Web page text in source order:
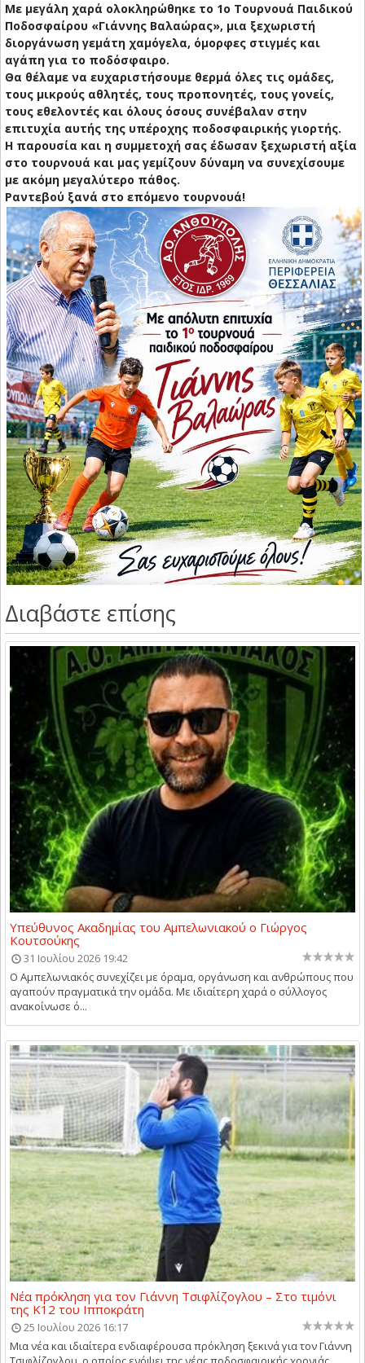
Με μεγάλη χαρά ολοκληρώθηκε το 1ο Τουρνουά Παιδικού
Ποδοσφαίρου «Γιάννης Βαλαώρας», μια ξεχωριστή
διοργάνωση γεμάτη χαμόγελα, όμορφες στιγμές και
αγάπη για το ποδόσφαιρο.
Θα θέλαμε να ευχαριστήσουμε θερμά όλες τις ομάδες,
τους μικρούς αθλητές, τους προπονητές, τους γονείς,
τους εθελοντές και όλους όσους συνέβαλαν στην
επιτυχία αυτής της υπέροχης ποδοσφαιρικής γιορτής.
Η παρουσία και η συμμετοχή σας έδωσαν ξεχωριστή αξία
στο τουρνουά και μας γεμίζουν δύναμη να συνεχίσουμε
με ακόμη μεγαλύτερο πάθος.
Ραντεβού ξανά στο επόμενο τουρνουά!
Διαβάστε επίσης
Υπεύθυνος Ακαδημίας του Αμπελωνιακού ο Γιώργος
Κουτσούκης
31 Ιουλίου 2026 19:42
Ο Αμπελωνιακός συνεχίζει με όραμα, οργάνωση και ανθρώπους που
αγαπούν πραγματικά την ομάδα. Με ιδιαίτερη χαρά ο σύλλογος
ανακοίνωσε ό...
Νέα πρόκληση για τον Γιάννη Τσιφλίζογλου – Στο τιμόνι
της Κ12 του Ιπποκράτη
25 Ιουλίου 2026 16:17
Μια νέα και ιδιαίτερα ενδιαφέρουσα πρόκληση ξεκινά για τον Γιάννη